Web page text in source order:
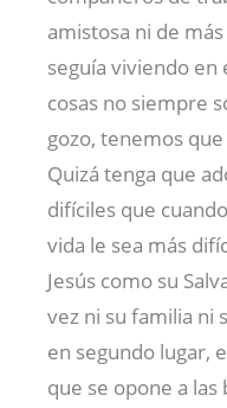
amistosa ni de
seguía viviendo en
cosas no siempre
gozo, tenemos
Quizá tenga que
difíciles que
vida le sea más
Jesús como su
vez ni su familia ni
en segundo lugar,
que se opone a las